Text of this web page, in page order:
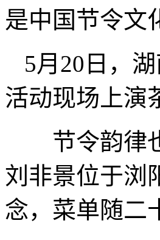
是中国节令文
5月20日，
活动现场上
节令韵律也
刘非景位于浏
念，菜单随二